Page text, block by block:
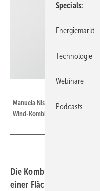
Manuela Nissen ist bei Baywa
Wind-Kombianlagen zuständig.
Die Kombination aus
einer Fläche ist ein
Specials
Energiemarkt
Technologie
Webinare
Podcasts